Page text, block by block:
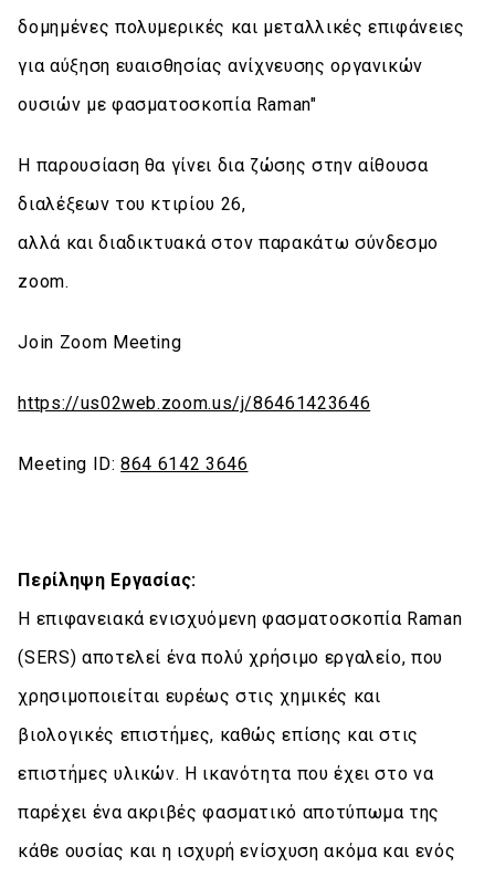
δομημένες πολυμερικές και μεταλλικές επιφάνειες
για αύξηση ευαισθησίας ανίχνευσης οργανικών
ουσιών με φασματοσκοπία Raman"
Η παρουσίαση θα γίνει δια ζώσης στην αίθουσα
διαλέξεων του κτιρίου 26,
αλλά και διαδικτυακά στον παρακάτω σύνδεσμο
zoom.
Join Zoom Meeting
https://us02web.zoom.us/j/86461423646
Meeting ID:864 6142 3646
Περίληψη Εργασίας:
Η επιφανειακά ενισχυόμενη φασματοσκοπία Raman
(SERS) αποτελεί ένα πολύ χρήσιμο εργαλείο, που
χρησιμοποιείται ευρέως στις χημικές και
βιολογικές επιστήμες, καθώς επίσης και στις
επιστήμες υλικών. Η ικανότητα που έχει στο να
παρέχει ένα ακριβές φασματικό αποτύπωμα της
κάθε ουσίας και η ισχυρή ενίσχυση ακόμα και ενός